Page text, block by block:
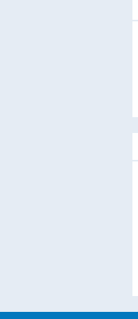
Rao
Rao
Rao
Rao
Rao